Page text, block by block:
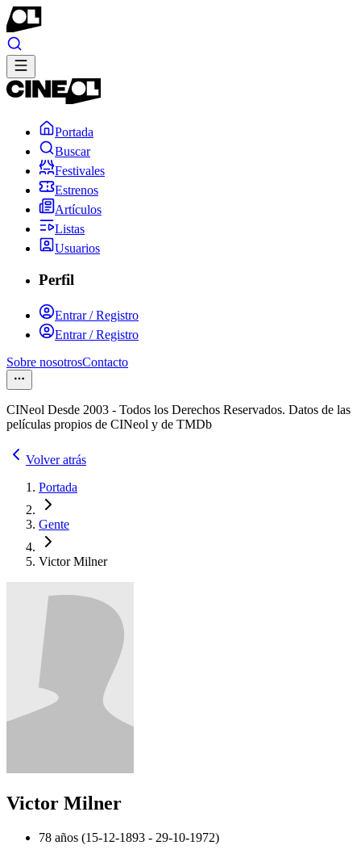
Portada
Buscar
Festivales
Estrenos
Artículos
Listas
Usuarios
Perfil
Entrar / Registro
Entrar / Registro
Sobre nosotrosContacto
CINeol Desde 2003 - Todos los Derechos Reservados. Datos de las
películas propios de CINeol y de TMDb
Volver atrás
Portada
Gente
Victor Milner
Victor Milner
78 años (15-12-1893 - 29-10-1972)